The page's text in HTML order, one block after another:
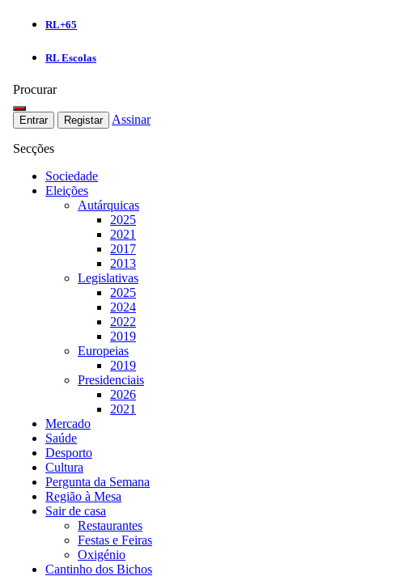
RL+65
RL Escolas
Procurar
Entrar Registar Assinar
Secções
Sociedade
Eleições
Autárquicas
2025
2021
2017
2013
Legislativas
2025
2024
2022
2019
Europeias
2019
Presidenciais
2026
2021
Mercado
Saúde
Desporto
Cultura
Pergunta da Semana
Região à Mesa
Sair de casa
Restaurantes
Festas e Feiras
Oxigénio
Cantinho dos Bichos